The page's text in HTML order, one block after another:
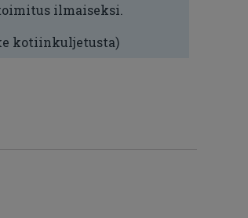
ilmaiseksi.
kotiinkuljetusta)